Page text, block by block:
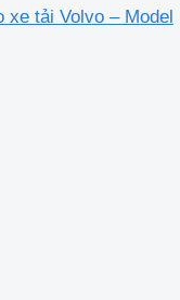
xe tải Volvo – Model